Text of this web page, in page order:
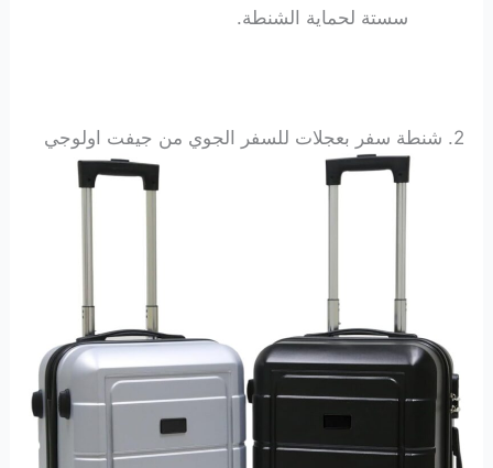
سستة لحماية الشنطة.
2. شنطة سفر بعجلات للسفر الجوي من جيفت اولوجي